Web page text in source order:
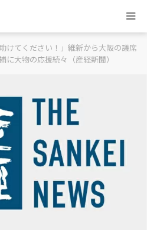
助けてください！」維新から大阪の議席
大物の応援続々（産経新聞）